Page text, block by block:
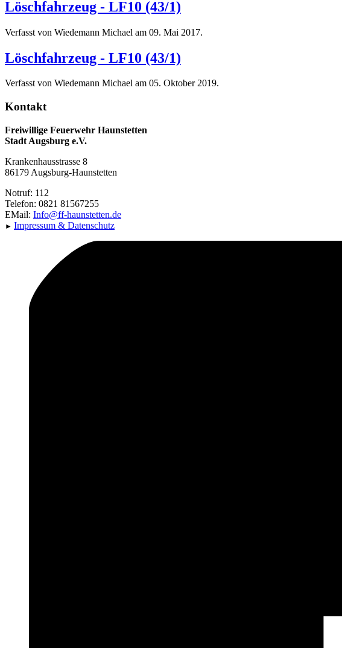
Löschfahrzeug - LF10 (43/1)
Verfasst von Wiedemann Michael am 09. Mai 2017.
Löschfahrzeug - LF10 (43/1)
Verfasst von Wiedemann Michael am 05. Oktober 2019.
Kontakt
Freiwillige Feuerwehr Haunstetten
Stadt Augsburg e.V.
Krankenhausstrasse 8
86179 Augsburg-Haunstetten
Notruf: 112
Telefon: 0821 81567255
EMail: Info@ff-haunstetten.de
► Impressum & Datenschutz